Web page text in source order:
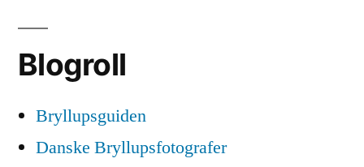
Blogroll
Bryllupsguiden
Danske Bryllupsfotografer